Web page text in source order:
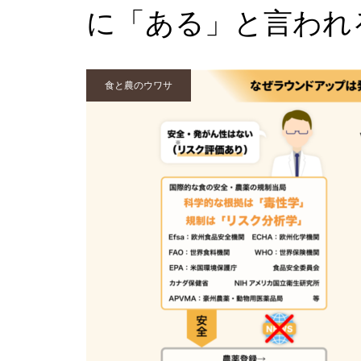
に「ある」と言わ
食と農のウワサ